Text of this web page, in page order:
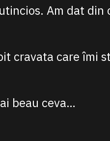
Am dat din
cravata care îmi
beau ceva…